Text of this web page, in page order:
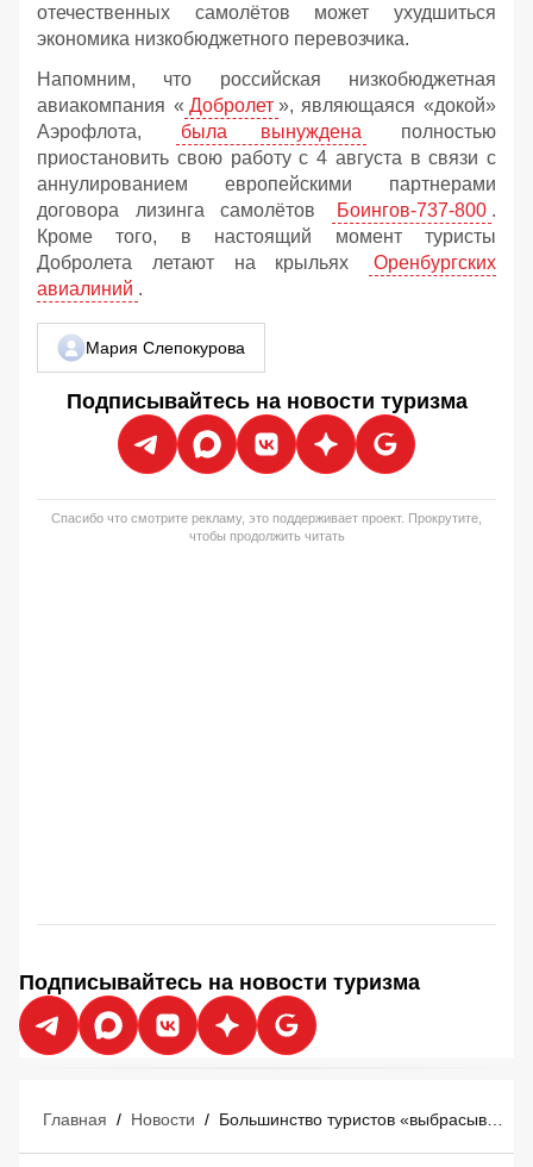
отечественных самолётов может ухудшиться
экономика низкобюджетного перевозчика.
Напомним, что российская низкобюджетная
авиакомпания « Добролет », являющаяся «докой»
Аэрофлота,
была вынуждена
полностью
приостановить свою работу с 4 августа в связи с
аннулированием европейскими партнерами
договора лизинга самолётов
Боингов-737-800 .
Кроме того, в настоящий момент туристы
Добролета летают на крыльях
Оренбургских
авиалиний .
Мария Слепокурова
Подписывайтесь на новости туризма
Спасибо что смотрите рекламу, это поддерживает проект. Прокрутите,
чтобы продолжить читать
Подписывайтесь на новости туризма
Главная / Новости /